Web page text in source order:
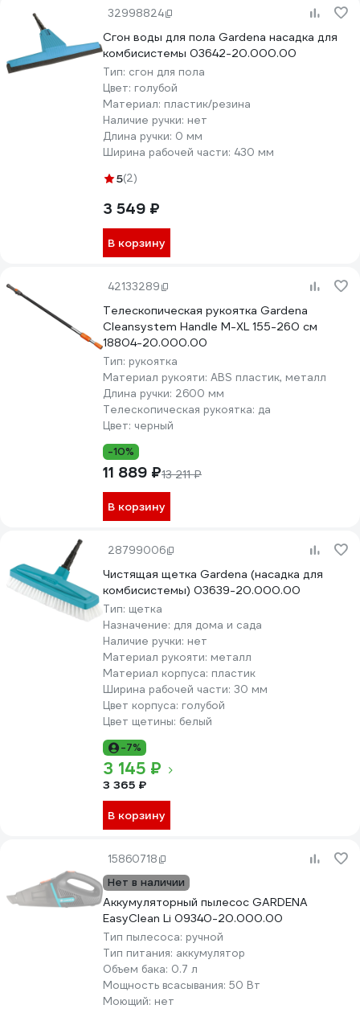
32998824
Сгон воды для пола Gardena насадка для
комбисистемы 03642-20.000.00
Тип: сгон для пола
Цвет: голубой
Материал: пластик/резина
Наличие ручки: нет
Длина ручки: 0 мм
Ширина рабочей части: 430 мм
5(2)
3 549 ₽
В корзину
42133289
Телескопическая рукоятка Gardena
Cleansystem Handle M-XL 155-260 см
18804-20.000.00
Тип: рукоятка
Материал рукояти: ABS пластик, металл
Длина ручки: 2600 мм
Телескопическая рукоятка: да
Цвет: черный
-10%
11 889 ₽13 211 ₽
В корзину
28799006
Чистящая щетка Gardena (насадка для
комбисистемы) 03639-20.000.00
Тип: щетка
Назначение: для дома и сада
Наличие ручки: нет
Материал рукояти: металл
Материал корпуса: пластик
Ширина рабочей части: 30 мм
Цвет корпуса: голубой
Цвет щетины: белый
-7%
3 145 ₽
3 365 ₽
В корзину
15860718
Нет в наличии
Аккумуляторный пылесос GARDENA
EasyClean Li 09340-20.000.00
Тип пылесоса: ручной
Тип питания: аккумулятор
Объем бака: 0.7 л
Мощность всасывания: 50 Вт
Моющий: нет